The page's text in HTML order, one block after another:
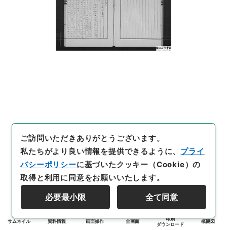
サムネイル 資料情報 画面操作 全画面
印刷
ダウンロード
概観図
ご訪問いただきありがとうございます。
私たちがより良い情報を提供できるように、 プライ
バシーポリシーに基づいたクッキー（Cookie）の
取得と利用に同意をお願いいたします。
必要最小限 全て同意